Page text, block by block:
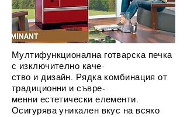
Мултифункционална готварска печка
с изключително каче-
ство и дизайн. Рядка комбинация от
традиционни и съвре-
менни естетически елементи.
Осигурява уникален вкус на всяко